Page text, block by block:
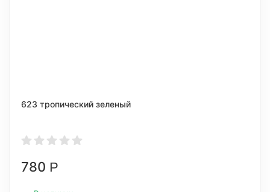
623 тропический зеленый
780 Р